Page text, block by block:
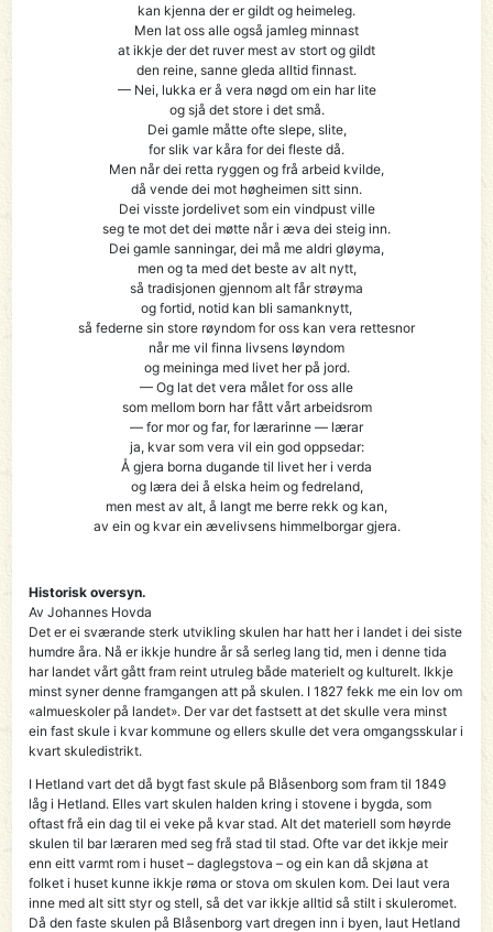
kan kjenna der er gildt og heimeleg.
Men lat oss alle også jamleg minnast
at ikkje der det ruver mest av stort og gildt
den reine, sanne gleda alltid finnast.
— Nei, lukka er å vera nøgd om ein har lite
og sjå det store i det små.
Dei gamle måtte ofte slepe, slite,
for slik var kåra for dei fleste då.
Men når dei retta ryggen og frå arbeid kvilde,
då vende dei mot høgheimen sitt sinn.
Dei visste jordelivet som ein vindpust ville
seg te mot det dei møtte når i æva dei steig inn.
Dei gamle sanningar, dei må me aldri gløyma,
men og ta med det beste av alt nytt,
så tradisjonen gjennom alt får strøyma
og fortid, notid kan bli samanknytt,
så federne sin store røyndom for oss kan vera rettesnor
når me vil finna livsens løyndom
og meininga med livet her på jord.
— Og lat det vera målet for oss alle
som mellom born har fått vårt arbeidsrom
— for mor og far, for lærarinne — lærar
ja, kvar som vera vil ein god oppsedar:
Å gjera borna dugande til livet her i verda
og læra dei å elska heim og fedreland,
men mest av alt, å langt me berre rekk og kan,
av ein og kvar ein ævelivsens himmelborgar gjera.
Historisk oversyn.
Av Johannes Hovda
Det er ei sværande sterk utvikling skulen har hatt her i landet i dei siste
humdre åra. Nå er ikkje hundre år så serleg lang tid, men i denne tida
har landet vårt gått fram reint utruleg både materielt og kulturelt. Ikkje
minst syner denne framgangen att på skulen. I 1827 fekk me ein lov om
«almueskoler på landet». Der var det fastsett at det skulle vera minst
ein fast skule i kvar kommune og ellers skulle det vera omgangsskular i
kvart skuledistrikt.
I Hetland vart det då bygt fast skule på Blåsenborg som fram til 1849
låg i Hetland. Elles vart skulen halden kring i stovene i bygda, som
oftast frå ein dag til ei veke på kvar stad. Alt det materiell som høyrde
skulen til bar læraren med seg frå stad til stad. Ofte var det ikkje meir
enn eitt varmt rom i huset – daglegstova – og ein kan då skjøna at
folket i huset kunne ikkje røma or stova om skulen kom. Dei laut vera
inne med alt sitt styr og stell, så det var ikkje alltid så stilt i skuleromet.
Då den faste skulen på Blåsenborg vart dregen inn i byen, laut Hetland